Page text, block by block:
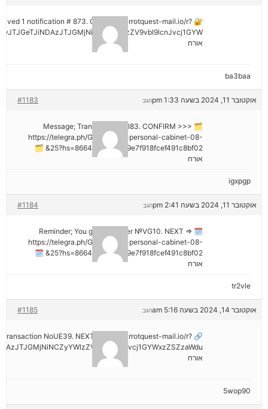
1 notification # 873. Go > out.carrotquest-mail.io/r?
אורח
ba3baa
אוקטובר 11, 2024 בשעה 1:33 pm #1183 הגב
🗂 Message; Transaction #KI83. CONFIRM >>>
https://telegra.ph/Go-to-your-personal-cabinet-08-
25?hs=8664c520642b9e7f918fcef491c8bf02& 🗂
אורח
igxpgp
אוקטובר 11, 2024 בשעה 2:41 pm #1184 הגב
🗓 Reminder; You got a transfer №VG10. NEXT =>
https://telegra.ph/Go-to-your-personal-cabinet-08-
25?hs=8664c520642b9e7f918fcef491c8bf02& 🗓
אורח
tr2vle
אוקטובר 14, 2024 בשעה 5:16 am #1185 הגב
Transaction NoUE39. NEXT >> out.carrotquest-mail.io/r?
אורח
5wop90